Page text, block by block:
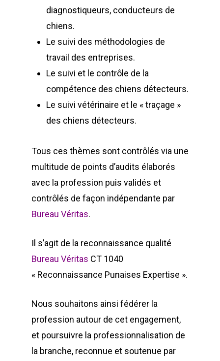
diagnostiqueurs, conducteurs de
chiens.
Le suivi des méthodologies de
travail des entreprises.
Le suivi et le contrôle de la
compétence des chiens détecteurs.
Le suivi vétérinaire et le « traçage »
des chiens détecteurs.
Tous ces thèmes sont contrôlés via une
multitude de points d’audits élaborés
avec la profession puis validés et
contrôlés de façon indépendante par
Bureau Véritas.
Il s’agit de la reconnaissance qualité
Bureau Véritas CT 1040
« Reconnaissance Punaises Expertise ».
Nous souhaitons ainsi fédérer la
profession autour de cet engagement,
et poursuivre la professionnalisation de
la branche, reconnue et soutenue par